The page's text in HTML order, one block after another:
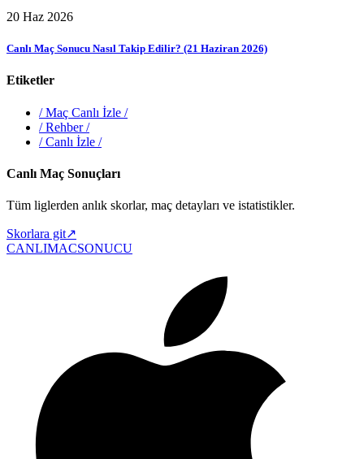
20 Haz 2026
Canlı Maç Sonucu Nasıl Takip Edilir? (21 Haziran 2026)
Etiketler
/Maç Canlı İzle /
/Rehber/
/Canlı İzle /
Canlı Maç Sonuçları
Tüm liglerden anlık skorlar, maç detayları ve istatistikler.
Skorlara git↗
CANLIMACSONUCU